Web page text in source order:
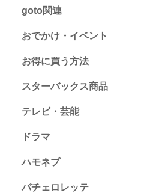
goto関連
おでかけ・イベント
お得に買う方法
スターバックス商品
テレビ・芸能
ドラマ
ハモネプ
バチェロレッテ